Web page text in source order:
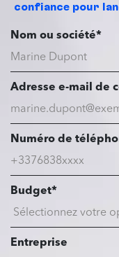
confiance pour
Nom ou société*
Adresse e-mail de
Numéro de
Budget*
Entreprise